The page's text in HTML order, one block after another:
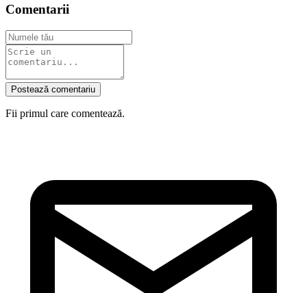
Comentarii
Postează comentariu
Fii primul care comentează.